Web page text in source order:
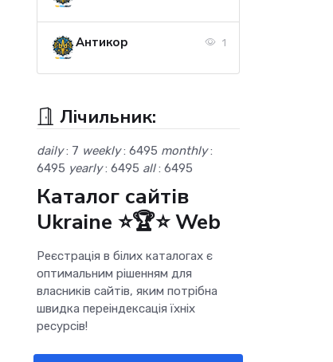
Антикор 1
Лічильник:
daily: 7 weekly: 6495 monthly:
6495 yearly: 6495 all: 6495
Каталог сайтів
Ukraine ⭐🏆⭐ Web
Реєстрація в білих каталогах є
оптимальним рішенням для
власників сайтів, яким потрібна
швидка переіндексація їхніх
ресурсів!